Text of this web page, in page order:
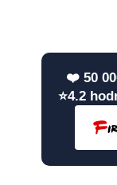
❤️ 50
⭐4.2